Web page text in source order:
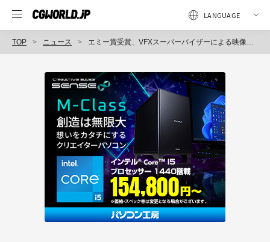
TOP ニュース エミー賞受賞、VFXスーパーバイザーによる映像制作・視覚効果のガイドブック『映像制作のためのVFX教科書』刊行（ボーンデジタル）